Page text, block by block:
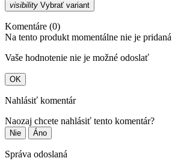
visibility Vybrať variant
Komentáre (0)
Na tento produkt momentálne nie je
Vaše hodnotenie nie je možné odoslať
OK
Nahlásiť komentár
Naozaj chcete nahlásiť tento komentár?
Nie Áno
Správa odoslaná